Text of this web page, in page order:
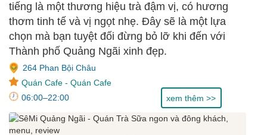
tiếng là một thương hiệu trà đậm vị, có hương
thơm tinh tế và vị ngọt nhẹ. Đây sẽ là một lựa
chọn mà bạn tuyệt đối đừng bỏ lỡ khi đến với
Thành phố Quảng Ngãi xinh đẹp.
264 Phan Bội Châu
Quán Cafe - Quán Cafe
06:00–22:00
xem thêm >>